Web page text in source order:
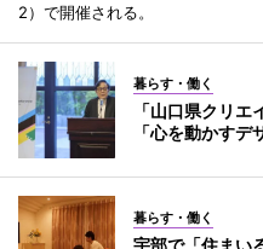
2）で開催される。
暮らす・働く
「山口県クリ
「心を動かすデ
暮らす・働く
宇部で「住まい